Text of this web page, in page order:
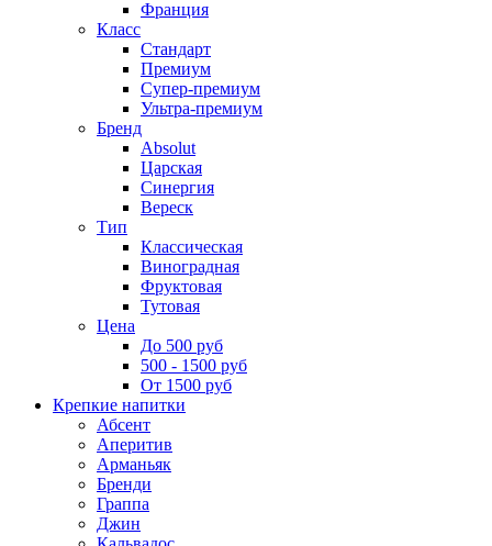
Франция
Класс
Стандарт
Премиум
Супер-премиум
Ультра-премиум
Бренд
Absolut
Царская
Синергия
Вереск
Тип
Классическая
Виноградная
Фруктовая
Тутовая
Цена
До 500 руб
500 - 1500 руб
От 1500 руб
Крепкие напитки
Абсент
Аперитив
Арманьяк
Бренди
Граппа
Джин